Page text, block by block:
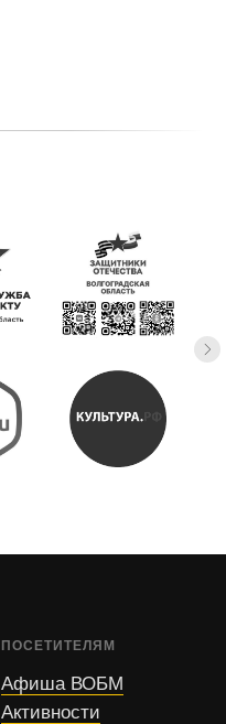
ПОСЕТИТЕЛЯМ
Афиша ВОБМ
Активности